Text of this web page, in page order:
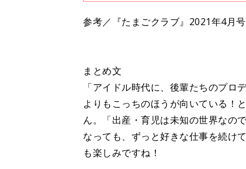
参考／『たまごクラブ』2021年4月
まとめ文
「アイドル時代に、後輩たちのプ
よりもこっちのほうが向いている！
ん。「出産・育児は未知の世界なの
なっても、ずっと好きな仕事を続け
も楽しみですね！